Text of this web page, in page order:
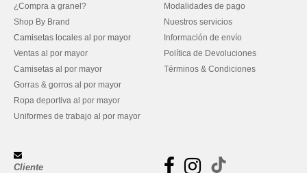
¿Compra a granel?
Shop By Brand
Camisetas locales al por mayor
Ventas al por mayor
Camisetas al por mayor
Gorras & gorros al por mayor
Ropa deportiva al por mayor
Uniformes de trabajo al por mayor
Modalidades de pago
Nuestros servicios
Información de envío
Política de Devoluciones
Términos & Condiciones
Cliente